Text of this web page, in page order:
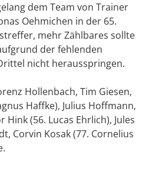
dem Team von Trainer
Oehmichen in der 65.
mehr Zählbares sollte
der fehlenden
nicht herausspringen.
Hollenbach, Tim Giesen,
Haffke), Julius Hoffmann,
Hink (56. Lucas Ehrlich), Jules
Corvin Kosak (77. Cornelius